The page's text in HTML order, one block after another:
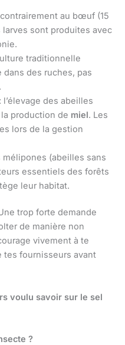
au bœuf (15
larves sont produites avec
traditionnelle
des ruches, pas
: l’élevage des abeilles
la production de miel. Les
lors de la gestion
mélipones (abeilles sans
essentiels des forêts
leur habitat.
trop forte demande
de manière non
vivement à te
tes fournisseurs avant
voulu savoir sur le sel
?